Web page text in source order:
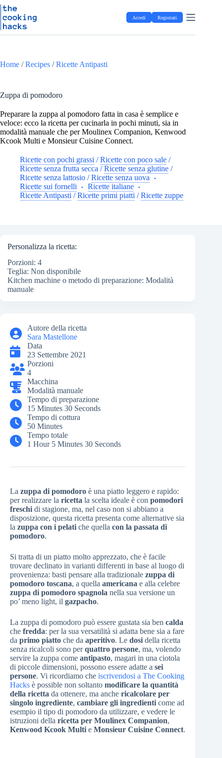
S
t
c
t
n
u
t
o
Salta
al
contenuto
Accedi Registrati
Home /Recipes /Ricette Antipasti
Zuppa di pomodoro
Preparare la zuppa al pomodoro fatta in casa è semplice e
veloce: ecco la ricetta per cucinarla in pochi minuti, sia in
modalità manuale che per Moulinex Companion, Kenwood
Kcook Multi e Monsieur Cuisine Connect.
Ricette con pochi grassi /Ricette con poco sale /
Ricette senza frutta secca /Ricette senza glutine /
Ricette senza lattosio /Ricette senza uova
Ricette sui fornelli
Ricette italiane
Ricette Antipasti /Ricette primi piatti /Ricette zuppe
Autore della ricetta
Sara Mastellone
Data
23 Settembre 2021
Porzioni
4
Macchina
Modalità manuale
Tempo di preparazione
15 Minutes 30 Seconds
Tempo di cottura
50 Minutes
Tempo totale
1 Hour 5 Minutes 30 Seconds
La zuppa di pomodoro è una piatto leggero e rapido:
per realizzare la ricetta la scelta ideale è con pomodori
freschi di stagione, ma, nel caso non si abbiano a
disposizione, questa ricetta presenta come alternative sia
la zuppa con i pelati che quella con la passata di
pomodoro.
Si tratta di un piatto molto apprezzato, che è facile
trovare declinato in varianti differenti in base al luogo di
provenienza: basti pensare alla tradizionale zuppa di
pomodoro toscana, a quella americana e alla celebre
zuppa di pomodoro spagnola nella sua versione un
po’ meno light, il gazpacho.
La zuppa di pomodoro può essere gustata sia ben calda
che fredda: per la sua versatilità si adatta bene sia a fare
da primo piatto che da aperitivo. Le dosi della ricetta
senza ricalcoli sono perquattro persone, ma, volendo
servire la zuppa come antipasto, magari in una ciotola
di piccole dimensioni, possono essere adatte a sei
persone. Vi ricordiamo che iscrivendosi a The Cooking
Hacks è possible non soltanto modificare la quantità
della ricetta da ottenere, ma anche ricalcolare per
singolo ingrediente, cambiare gli ingredienti come ad
esempio il tipo di pomodoro da utilizzare, e vedere le
istruzioni della ricetta per Moulinex Companion,
Kenwood Kcook Multi e Monsieur Cuisine Connect.
Personalizza la ricetta:
Porzioni: 4
Teglia: Non disponibile
Kitchen machine o metodo di preparazione: Modalità
manuale